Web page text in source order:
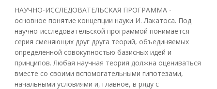
НАУЧНО-ИССЛЕДОВАТЕЛЬСКАЯ ПРОГРАММА -
основное понятие концепции науки И. Лакатоса. Под
научно-исследовательской программой понимается
серия сменяющих друг друга теорий, объединяемых
определенной совокупностью базисных идей и
принципов. Любая научная теория должна оцениваться
вместе со своими вспомогательными гипотезами,
начальными условиями и, главное, в ряду с